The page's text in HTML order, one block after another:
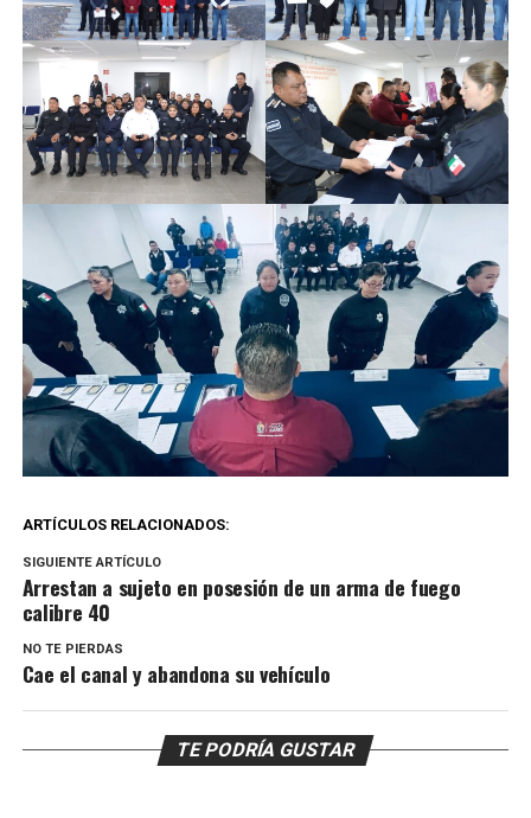
ARTÍCULOS RELACIONADOS:
SIGUIENTE ARTÍCULO
Arrestan a sujeto en posesión de un arma de fuego
calibre 40
NO TE PIERDAS
Cae el canal y abandona su vehículo
TE PODRÍA GUSTAR